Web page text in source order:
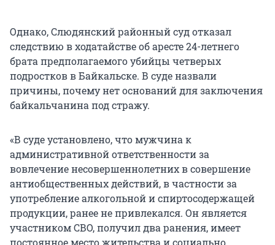
Однако, Слюдянский районный суд отказал
следствию в ходатайстве об аресте 24-летнего
брата предполагаемого убийцы четверых
подростков в Байкальске. В суде назвали
причины, почему нет оснований для заключения
байкальчанина под стражу.
«В суде установлено, что мужчина к
административной ответственности за
вовлечение несовершеннолетних в совершение
антиобщественных действий, в частности за
употребление алкогольной и спиртосодержащей
продукции, ранее не привлекался. Он является
участником СВО, получил два ранения, имеет
постоянное место жительства и социально